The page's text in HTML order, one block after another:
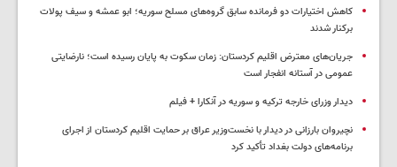
کاهش اختیارات دو فرمانده سابق گروه‌های مسلح سوریه؛ ابو عمشه و سیف پولات
برکنار شدند
جریان‌های معترض اقلیم کردستان: زمان سکوت به پایان رسیده است؛ نارضایتی
عمومی در آستانه انفجار است
دیدار وزرای خارجه ترکیه و سوریه در آنکارا + فیلم
نچیروان بارزانی در دیدار با نخست‌وزیر عراق بر حمایت اقلیم کردستان از اجرای
برنامه‌های دولت بغداد تأکید کرد